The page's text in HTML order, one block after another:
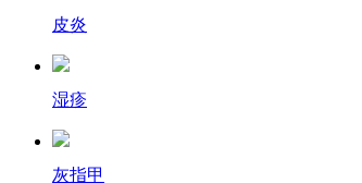
皮炎
湿疹
灰指甲